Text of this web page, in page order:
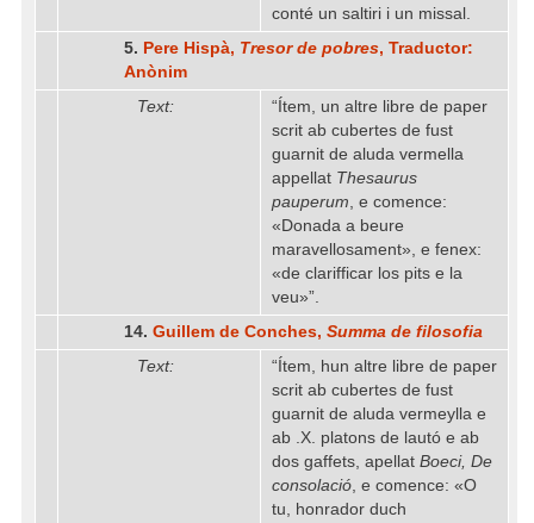
conté un saltiri i un missal.
5. Pere Hispà, Tresor de pobres, Traductor:
Anònim
Text:
“Ítem, un altre libre de paper
scrit ab cubertes de fust
guarnit de aluda vermella
appellat Thesaurus
pauperum, e comence:
«Donada a beure
maravellosament», e fenex:
«de clarifficar los pits e la
veu»”.
14. Guillem de Conches, Summa de filosofia
Text:
“Ítem, hun altre libre de paper
scrit ab cubertes de fust
guarnit de aluda vermeylla e
ab .X. platons de lautó e ab
dos gaffets, apellat Boeci, De
consolació, e comence: «O
tu, honrador duch